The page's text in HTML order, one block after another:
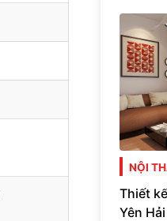
NỘI
Thiết
Yên